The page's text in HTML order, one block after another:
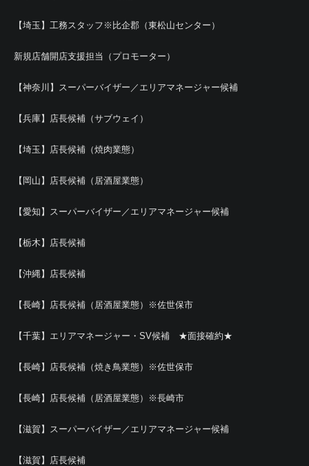
【埼玉】工務スタッフ※比企郡（東松山センター）
新規店舗開店支援担当（プロモーター）
【神奈川】スーパーバイザー／エリアマネージャー候補
【兵庫】店長候補（サブウェイ）
【埼玉】店長候補（焼肉業態）
【岡山】店長候補（居酒屋業態）
【愛知】スーパーバイザー／エリアマネージャー候補
【栃木】店長候補
【沖縄】店長候補
【長崎】店長候補（居酒屋業態）※佐世保市
【千葉】エリアマネージャー・SV候補 ★面接確約★
【長崎】店長候補（焼き鳥業態）※佐世保市
【長崎】店長候補（居酒屋業態）※長崎市
【滋賀】スーパーバイザー／エリアマネージャー候補
【滋賀】店長候補